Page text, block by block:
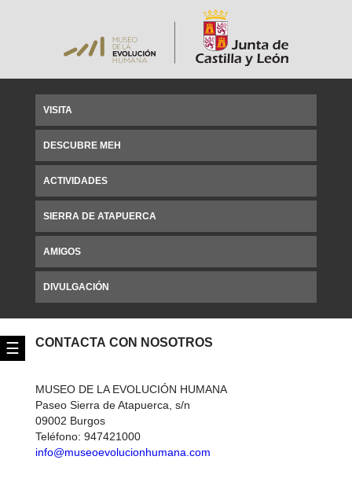
☰
VISITA
DESCUBRE MEH
ACTIVIDADES
SIERRA DE ATAPUERCA
AMIGOS
DIVULGACIÓN
CONTACTA CON NOSOTROS
MUSEO DE LA EVOLUCIÓN HUMANA
Paseo Sierra de Atapuerca, s/n
09002 Burgos
Teléfono: 947421000
info@museoevolucionhumana.com